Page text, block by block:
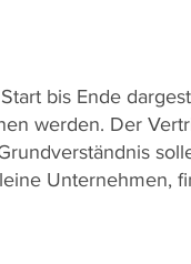
bis Ende
werden. Der
Unternehmen,